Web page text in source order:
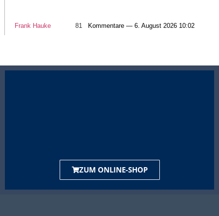
Frank Hauke 81 Kommentare — 6. August 2026 10:02
ZUM ONLINE-SHOP